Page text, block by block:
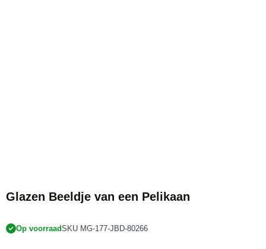
Glazen Beeldje van een Pelikaan
Op voorraadSKU MG-177-JBD-80266